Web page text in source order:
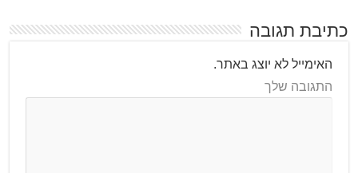
כתיבת תגובה
האימייל לא יוצג באתר.
התגובה שלך